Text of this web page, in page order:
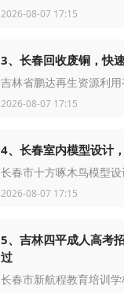
2026-08-07 17:15
3、长春回收废铜，快
吉林省鹏达再生资源利用
2026-08-07 17:15
4、长春室内模型设计
长春市十方啄木鸟模型设
2026-08-07 17:15
5、吉林四平成人高考
过
长春市新航程教育培训学